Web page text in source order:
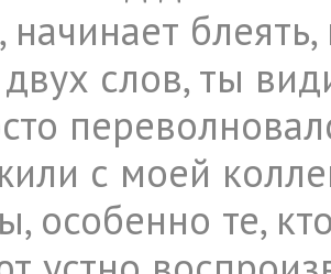
начинает
двух слов, ты
с моей
особенно те,